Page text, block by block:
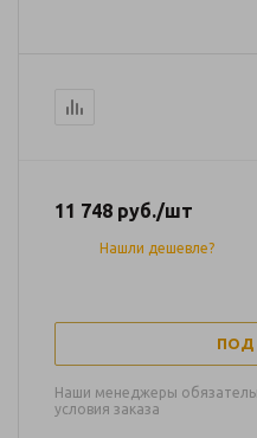
11 748 руб./шт
Нашли дешевле?
ПОД
Наши менеджеры
условия заказа